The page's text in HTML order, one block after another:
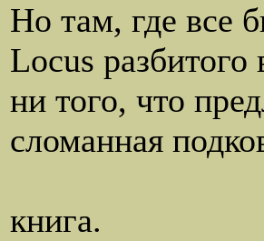
Но там, где все
Locus
ни того, что
сломанная
книга.